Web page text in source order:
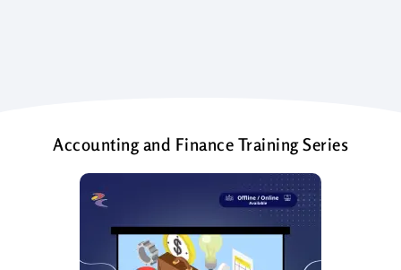
Accounting and Finance Training Series